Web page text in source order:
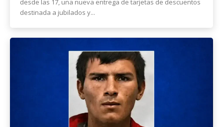
desde las 17, una nueva entrega de tarjetas de descuentos
destinada a jubilados y...